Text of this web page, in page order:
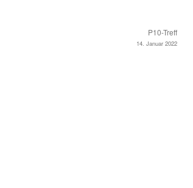
P10-Treff
14. Januar 2022